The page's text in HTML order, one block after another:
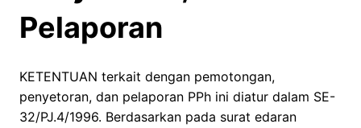
Pelaporan
KETENTUAN terkait dengan pemotongan,
penyetoran, dan pelaporan PPh ini diatur dalam SE-
32/PJ.4/1996. Berdasarkan pada surat edaran